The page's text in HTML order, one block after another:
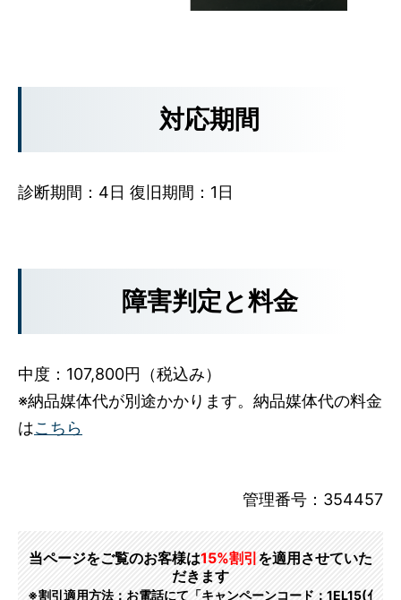
対応期間
診断期間：4日 復旧期間：1日
障害判定と料金
中度：107,800円（税込み）
※納品媒体代が別途かかります。納品媒体代の料金
はこちら
管理番号：354457
当ページをご覧のお客様は15%割引 を適用させていた
だきます
※割引適用方法：お電話にて「キャンペーンコード：1EL15(ｲ